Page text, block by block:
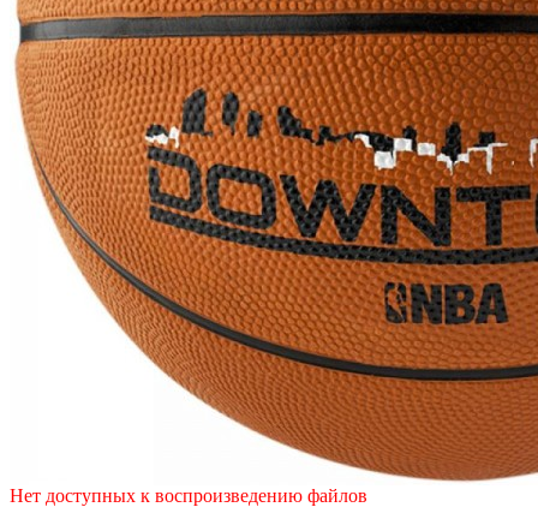
Нет доступных к воспроизведению файлов